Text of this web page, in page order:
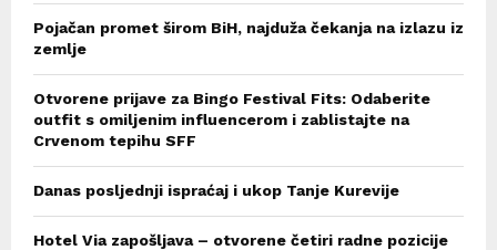
Pojačan promet širom BiH, najduža čekanja na izlazu iz
zemlje
Otvorene prijave za Bingo Festival Fits: Odaberite
outfit s omiljenim influencerom i zablistajte na
Crvenom tepihu SFF
Danas posljednji ispraćaj i ukop Tanje Kurevije
Hotel Via zapošljava – otvorene četiri radne pozicije